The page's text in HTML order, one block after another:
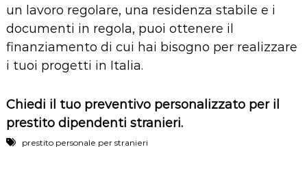
un lavoro regolare, una residenza stabile e i
documenti in regola, puoi ottenere il
finanziamento di cui hai bisogno per realizzare
i tuoi progetti in Italia.
Chiedi il tuo preventivo personalizzato per il
prestito dipendenti stranieri.
prestito personale per stranieri